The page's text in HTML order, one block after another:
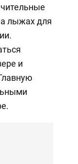
лыжах для
и